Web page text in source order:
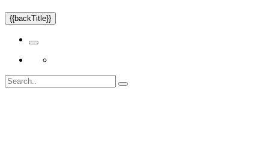
{{backTitle}}